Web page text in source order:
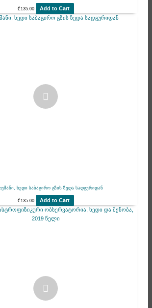
₾135.00 Add to Cart
ხედი საბაგირო გზის ზედა სადგურიდან
₾135.00 Add to Cart